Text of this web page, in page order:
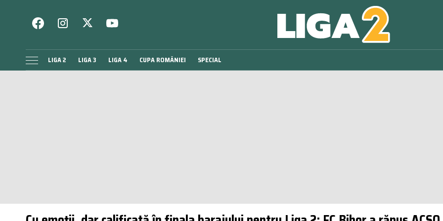
LIGA 2 LIGA 3 LIGA 4 CUPA ROMÂNIEI SPECIAL